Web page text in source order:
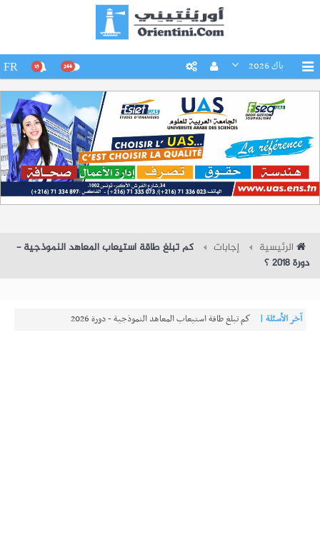
باك 2026 266
15
FR
الرئيسية إجابات
كم تبلغ طاقة استيعاب المعاهد النموذجية -
دورة 2018 ؟
آخر الأسئلة | كم تبلغ طاقة استيعاب المعاهد النموذجية - دورة 2026